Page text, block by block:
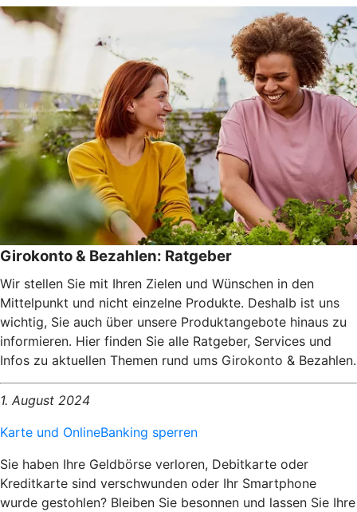
Girokonto & Bezahlen: Ratgeber
Wir stellen Sie mit Ihren Zielen und Wünschen in den
Mittelpunkt und nicht einzelne Produkte. Deshalb ist uns
wichtig, Sie auch über unsere Produktangebote hinaus zu
informieren. Hier finden Sie alle Ratgeber, Services und
Infos zu aktuellen Themen rund ums Girokonto & Bezahlen.
1. August 2024
Karte und OnlineBanking sperren
Sie haben Ihre Geldbörse verloren, Debitkarte oder
Kreditkarte sind verschwunden oder Ihr Smartphone
wurde gestohlen? Bleiben Sie besonnen und lassen Sie Ihre